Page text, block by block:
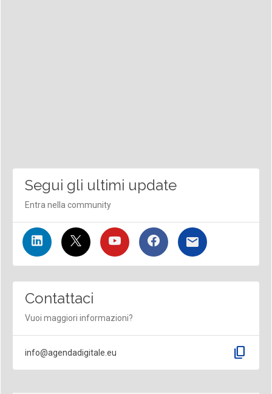
Segui gli ultimi update
Entra nella community
Contattaci
Vuoi maggiori informazioni?
info@agendadigitale.eu content_copy